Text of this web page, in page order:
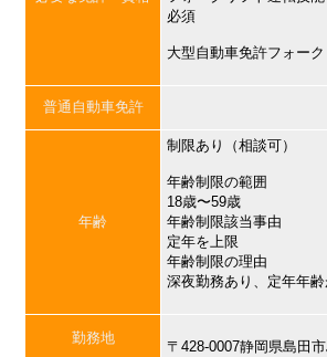
必須
大型自動車免許フォー
普通自動車免許
年齢
制限あり（相談可）
年齢制限の範囲
18歳〜59歳
年齢制限該当事由
定年を上限
年齢制限の理由
深夜勤務あり、定年年齢
勤務地
〒428-0007静岡県島田